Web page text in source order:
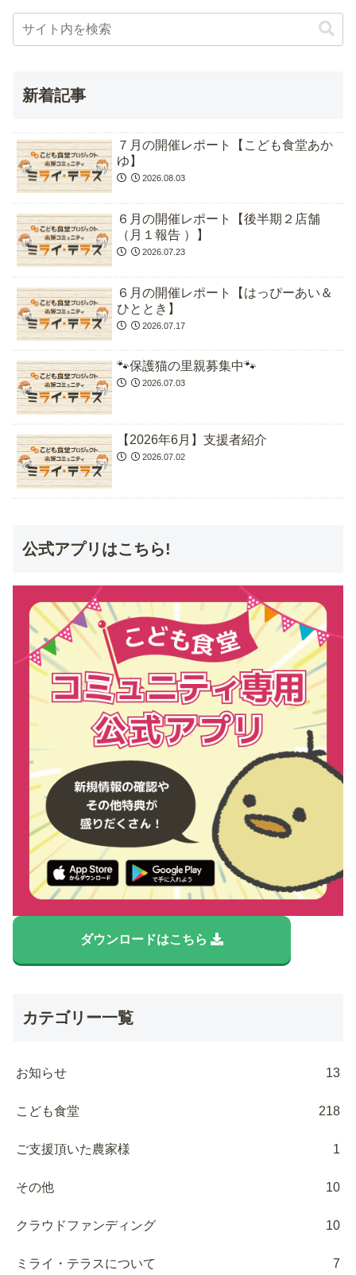
新着記事
７月の開催レポート【こども食堂あか
ゆ】
2026.08.03
６月の開催レポート【後半期２店舗
（月１報告 ）】
2026.07.23
６月の開催レポート【はっぴーあい＆
ひととき】
2026.07.17
🐾保護猫の里親募集中🐾
2026.07.03
【2026年6月】支援者紹介
2026.07.02
公式アプリはこちら!
ダウンロードはこちら
カテゴリー一覧
お知らせ 13
こども食堂 218
ご支援頂いた農家様 1
その他 10
クラウドファンディング 10
ミライ・テラスについて 7